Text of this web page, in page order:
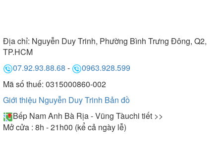
Địa chỉ: Nguyễn Duy Trinh, Phường Bình Trưng Đông, Q2,
TP.HCM
07.92.93.88.68 -
0963.928.599
Mã số thuế: 0315000860-002
Giới thiệu Nguyễn Duy Trinh Bản đồ
Bếp Nam Anh Bà Rịa - Vũng Tàuchi tiết >>
Mở cửa : 8h - 21h00 (kể cả ngày lễ)